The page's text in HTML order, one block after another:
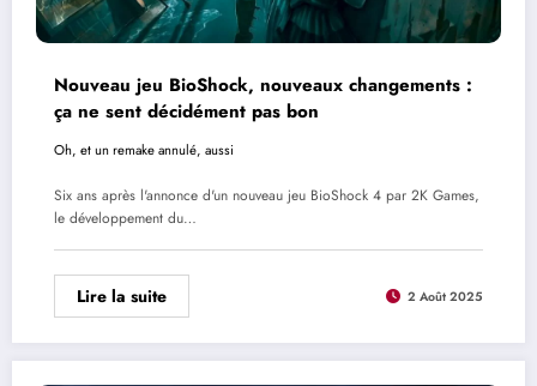
Nouveau jeu BioShock, nouveaux changements :
ça ne sent décidément pas bon
Oh, et un remake annulé, aussi
Six ans après l'annonce d'un nouveau jeu BioShock 4 par 2K Games,
le développement du…
Lire la suite 2 Août 2025